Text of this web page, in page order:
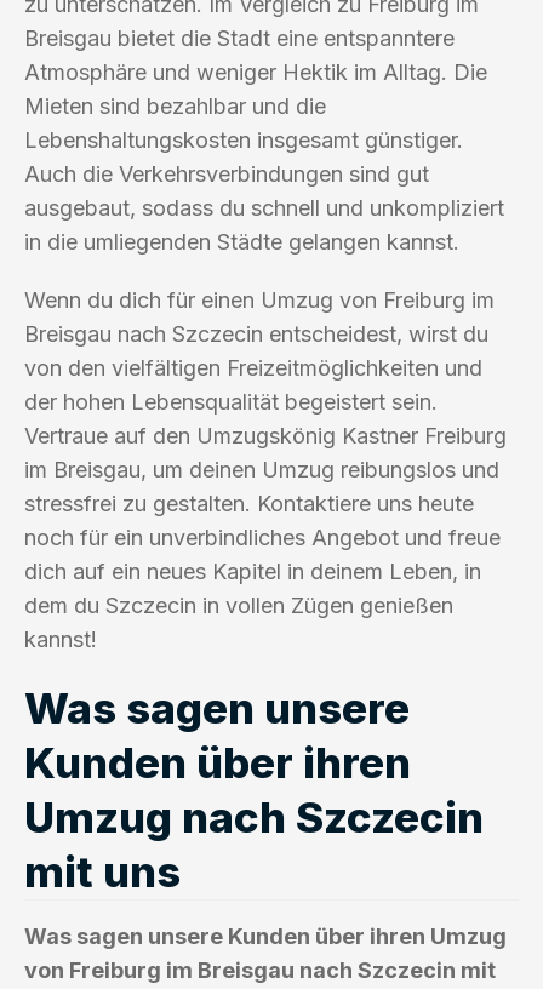
Breisgau bietet die Stadt eine entspanntere
Atmosphäre und weniger Hektik im Alltag. Die
Mieten sind bezahlbar und die
Lebenshaltungskosten insgesamt günstiger.
Auch die Verkehrsverbindungen sind gut
ausgebaut, sodass du schnell und unkompliziert
in die umliegenden Städte gelangen kannst.
Wenn du dich für einen Umzug von Freiburg im
Breisgau nach Szczecin entscheidest, wirst du
von den vielfältigen Freizeitmöglichkeiten und
der hohen Lebensqualität begeistert sein.
Vertraue auf den Umzugskönig Kastner Freiburg
im Breisgau, um deinen Umzug reibungslos und
stressfrei zu gestalten. Kontaktiere uns heute
noch für ein unverbindliches Angebot und freue
dich auf ein neues Kapitel in deinem Leben, in
dem du Szczecin in vollen Zügen genießen
kannst!
Was sagen unsere
Kunden über ihren
Umzug nach Szczecin
mit uns
Was sagen unsere Kunden über ihren Umzug
von Freiburg im Breisgau nach Szczecin mit